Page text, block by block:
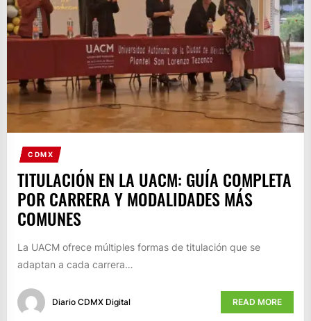
CDMX
TITULACIÓN EN LA UACM: GUÍA COMPLETA
POR CARRERA Y MODALIDADES MÁS
COMUNES
La UACM ofrece múltiples formas de titulación que se
adaptan a cada carrera…
Diario CDMX Digital READ MORE